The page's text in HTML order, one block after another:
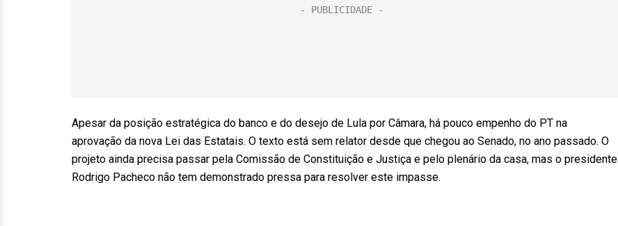
Apesar da posição estratégica do banco e do desejo de Lula por Câmara, há pouco empenho do PT na
aprovação da nova Lei das Estatais. O texto está sem relator desde que chegou ao Senado, no ano passado. O
projeto ainda precisa passar pela Comissão de Constituição e Justiça e pelo plenário da casa, mas o presidente
Rodrigo Pacheco não tem demonstrado pressa para resolver este impasse.